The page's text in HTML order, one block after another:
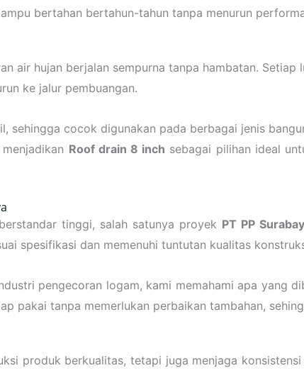
bertahan bertahun-tahun tanpa menurun
air hujan berjalan sempurna tanpa hambatan.
ke jalur pembuangan.
sehingga cocok digunakan pada berbagai jenis
Roof drain 8 inch sebagai pilihan ideal
tinggi, salah satunya proyek PT PP
spesifikasi dan memenuhi tuntutan kualitas
pengecoran logam, kami memahami apa yang
pakai tanpa memerlukan perbaikan tambahan,
produk berkualitas, tetapi juga menjaga